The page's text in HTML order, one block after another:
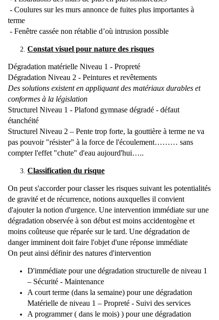
- Coulures sur les murs annonce de fuites plus importantes à
terme
- Fenêtre cassée non rétablie d’où intrusion possible
Constat visuel pour nature des risques
Dégradation matérielle Niveau 1 - Propreté
Dégradation Niveau 2 - Peintures et revêtements
Des solutions existent en appliquant des matériaux durables et
conformes à la législation
Structurel Niveau 1 - Plafond gymnase dégradé - défaut
étanchéité
Structurel Niveau 2 – Pente trop forte, la gouttière à terme ne va
pas pouvoir "résister" à la force de l'écoulement……… sans
compter l'effet "chute" d'eau aujourd'hui…..
Classification du risque
On peut s'accorder pour classer les risques suivant les potentialités
de gravité et de récurrence, notions auxquelles il convient
d'ajouter la notion d'urgence. Une intervention immédiate sur une
dégradation observée à son début est moins accidentogène et
moins coûteuse que réparée sur le tard. Une dégradation de
danger imminent doit faire l'objet d'une réponse immédiate
On peut ainsi définir des natures d'intervention
D'immédiate pour une dégradation structurelle de niveau 1
– Sécurité - Maintenance
A court terme (dans la semaine) pour une dégradation
Matérielle de niveau 1 – Propreté - Suivi des services
A programmer ( dans le mois) ) pour une dégradation